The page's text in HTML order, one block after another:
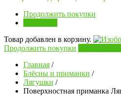
Продолжить покупки
Товар добавлен в корзину.
Продолжить покупки
Главная /
Блёсны и приманки /
Лягушки /
Поверхностная приманка